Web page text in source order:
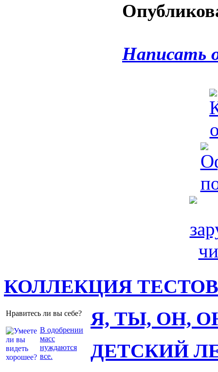
Написать
КОЛЛЕКЦИЯ ТЕСТОВ
Нравитесь ли вы себе?
В одобрении
масс
нуждаются
все.
Я, ТЫ, ОН,
ДЕТСКИЙ